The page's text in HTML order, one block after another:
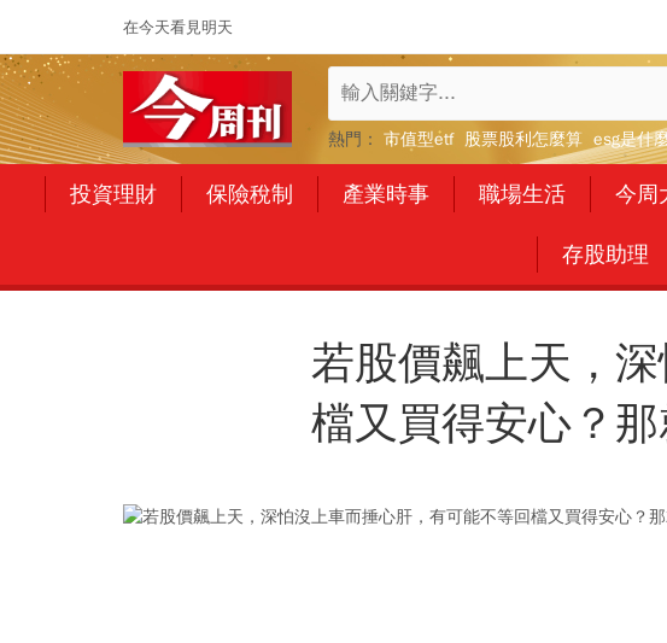
在今天看見明天
熱門： 市值型etf 股票股利怎麼算 esg是什
投資理財 保險稅制 產業時事 職場生活 今周
存股助理
若股價飆上天，
檔又買得安心？